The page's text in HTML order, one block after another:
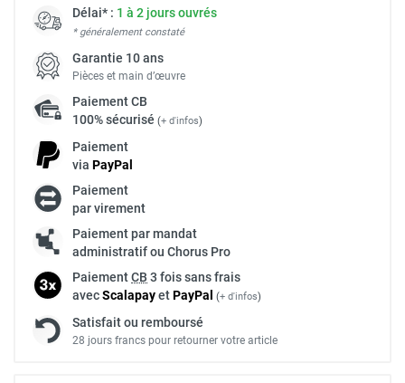
Délai* : 1 à 2 jours ouvrés
* généralement constaté
Garantie 10 ans
Pièces et main d’œuvre
PaiementCB
100% sécurisé (+ d'infos)
Paiement
via PayPal
Paiement
par virement
Paiement par mandat
administratif ou Chorus Pro
PaiementCB 3 fois sans frais
avecScalapayetPayPal (+ d'infos)
Satisfait ou remboursé
28 jours francs pour retourner votre article